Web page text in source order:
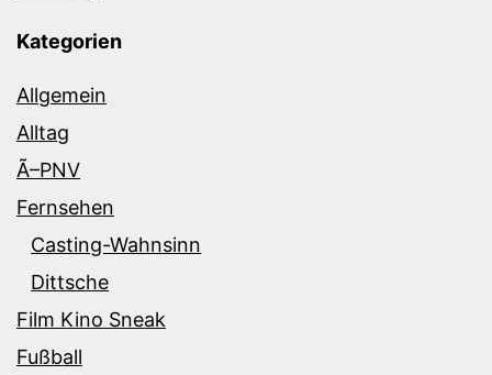
Kategorien
Allgemein
Alltag
Ã–PNV
Fernsehen
Casting-Wahnsinn
Dittsche
Film Kino Sneak
Fußball